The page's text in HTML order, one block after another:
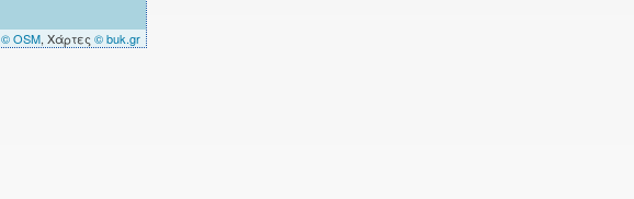
© OSM, Χάρτες © buk.gr